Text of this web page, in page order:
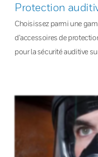
Protection
Choisissez parmi une
d’accessoires de
pour la sécurité auditive